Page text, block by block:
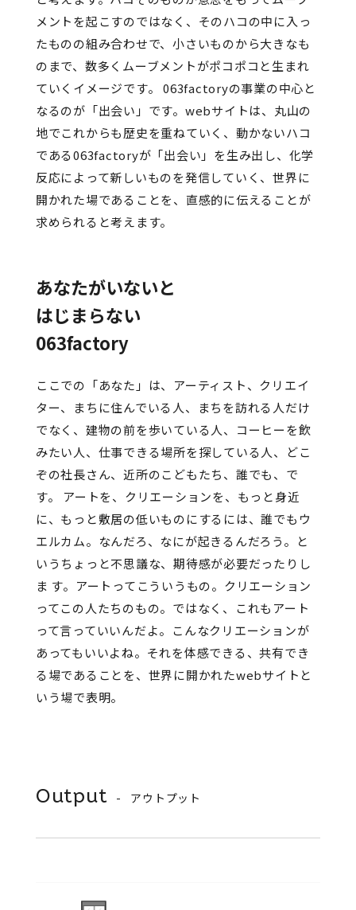
メントを起こすのではなく、そのハコの中に入っ
たものの組み合わせで、小さいものから大きなも
のまで、数多くムーブメントがポコポコと生まれ
ていくイメージです。 063factoryの事業の中心と
なるのが「出会い」です。webサイトは、丸山の
地でこれからも歴史を重ねていく、動かないハコ
である063factoryが「出会い」を生み出し、化学
反応によって新しいものを発信していく、世界に
開かれた場であることを、直感的に伝えることが
求められると考えます。
あなたがいないと
はじまらない
063factory
ここでの「あなた」は、アーティスト、クリエイ
ター、まちに住んでいる人、まちを訪れる人だけ
でなく、建物の前を歩いている人、コーヒーを飲
みたい人、仕事できる場所を探している人、どこ
ぞの社長さん、近所のこどもたち、誰でも、で
す。 アートを、クリエーションを、もっと身近
に、もっと敷居の低いものにするには、誰でもウ
エルカム。なんだろ、なにが起きるんだろう。と
いうちょっと不思議な、期待感が必要だったりし
ま す。アートってこういうもの。クリエーション
ってこの人たちのもの。ではなく、これもアート
って言っていいんだよ。こんなクリエーションが
あってもいいよね。それを体感できる、共有でき
る場であることを、世界に開かれたwebサイトと
いう場で表明。
Output アウトプット